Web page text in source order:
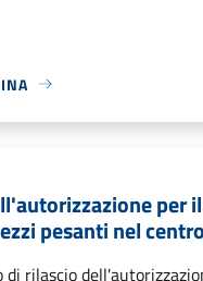
per
pesanti nel
di rilascio